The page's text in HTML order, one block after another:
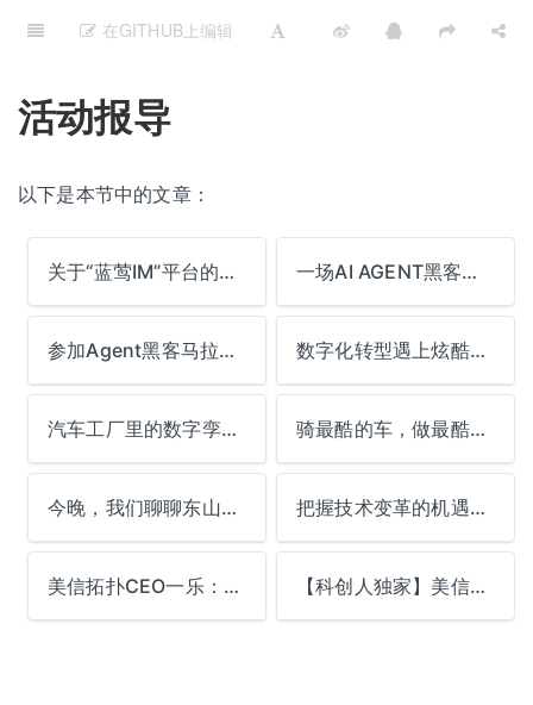
在GITHUB上编辑
活动报导
以下是本节中的文章：
关于“蓝莺IM”平台的官方声明 一场AI AGENT黑客马拉松能玩出什么
参加Agent黑客马拉松，手工定制GPT 数字化转型遇上炫酷机车 | TGO北京活动
汽车工厂里的数字孪生与智能制造 骑最酷的车，做最酷的技术
今晚，我们聊聊东山魁夷 把握技术变革的机遇：看云服务浪潮如何演进 | TVP十日谈预告
美信拓扑CEO一乐：从「玩物丧志」到「好高骛远」，我在坚持什么？ 【科创人独家】美信拓扑创始人一乐：如何登山不是最重要的问题，山峰才是